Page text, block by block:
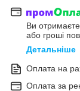
Ви
або гроші
Детальніше
Оплата на
Оплата за